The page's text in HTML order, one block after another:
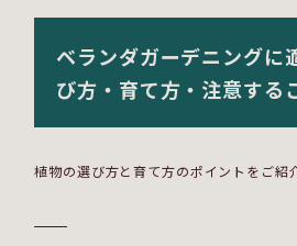
ベランダガーデニングに
び方・育て方・注意する
植物の選び方と育て方のポイントをご紹